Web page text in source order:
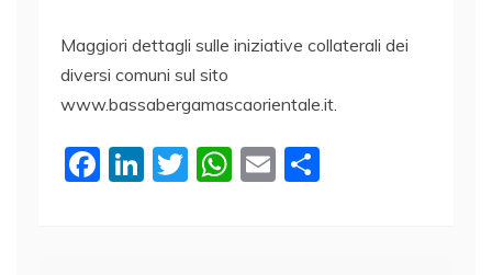
Maggiori dettagli sulle iniziative collaterali dei
diversi comuni sul sito
www.bassabergamascaorientale.it.
F
Li T
W E